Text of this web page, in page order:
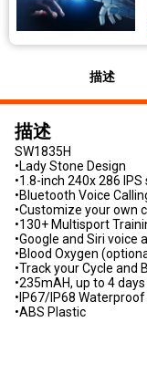
描述
描述
SW1835H
•Lady Stone Design
•1.8-inch 240x 286
•Bluetooth Voice
•Customize your own
•130+ Multisport
•Google and Siri voice
•Blood Oxygen
•Track your Cycle and
•235mAH, up to 4
•IP67/IP68
•ABS Plastic